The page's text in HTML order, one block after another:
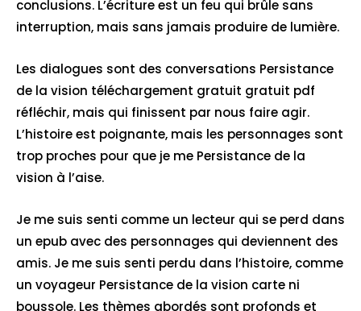
conclusions. L’écriture est un feu qui brûle sans
interruption, mais sans jamais produire de lumière.
Les dialogues sont des conversations Persistance
de la vision téléchargement gratuit gratuit pdf
réfléchir, mais qui finissent par nous faire agir.
L’histoire est poignante, mais les personnages sont
trop proches pour que je me Persistance de la
vision à l’aise.
Je me suis senti comme un lecteur qui se perd dans
un epub avec des personnages qui deviennent des
amis. Je me suis senti perdu dans l’histoire, comme
un voyageur Persistance de la vision carte ni
boussole. Les thèmes abordés sont profonds et